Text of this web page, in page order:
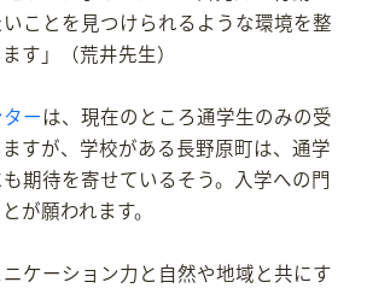
ことを見つけられるような環境を整
す」（荒井先生）
ーは、現在のところ通学生のみの受
すが、学校がある長野原町は、通学
期待を寄せているそう。入学への門
が願われます。
ケーション力と自然や地域と共にす